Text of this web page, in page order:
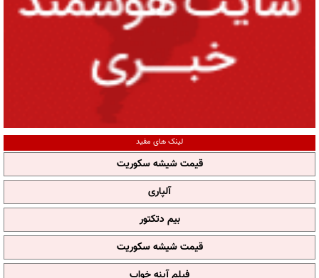
لینک های مفید
قیمت شیشه سکوریت
آلپاری
بیم دتکتور
قیمت شیشه سکوریت